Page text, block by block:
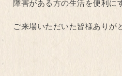
障害がある方の生活を便利に
ご来場いただいた皆様あり